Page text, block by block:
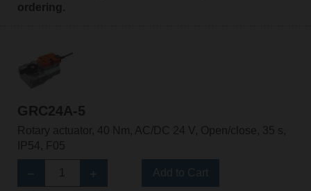
ordering.
GRC24A-5
Rotary actuator, 40 Nm, AC/DC 24 V, Open/close, 35 s,
IP54, F05